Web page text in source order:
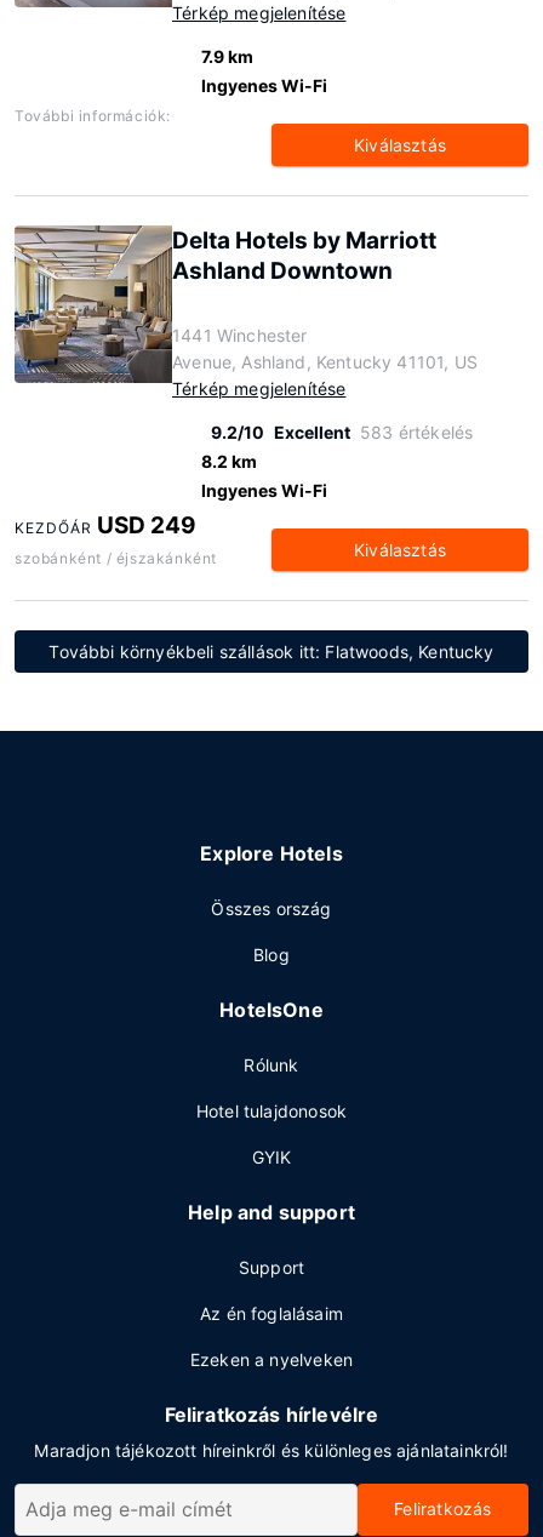
Térkép megjelenítése
7.9 km
Ingyenes Wi-Fi
További információk:
Kiválasztás
Delta Hotels by Marriott
Ashland Downtown
1441 Winchester
Avenue, Ashland, Kentucky 41101, US
Térkép megjelenítése
9.2/10 Excellent 583 értékelés
8.2 km
Ingyenes Wi-Fi
KEZDŐÁR USD 249
szobánként / éjszakánként Kiválasztás
További környékbeli szállások itt: Flatwoods, Kentucky
Explore Hotels
Összes ország
Blog
HotelsOne
Rólunk
Hotel tulajdonosok
GYIK
Help and support
Support
Az én foglalásaim
Ezeken a nyelveken
Feliratkozás hírlevélre
Maradjon tájékozott híreinkről és különleges ajánlatainkról!
Feliratkozás